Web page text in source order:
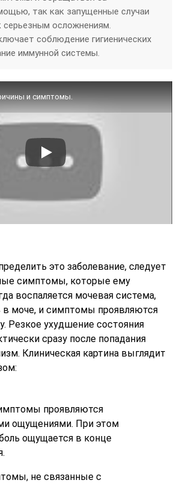
так как запущенные случаи
серьезным осложнениям.
соблюдение гигиенических
иммунной системы.
и симптомы.
это заболевание, следует
симптомы, которые ему
воспаляется мочевая система,
в моче, и симптомы проявляются
Резкое ухудшение состояния
сразу после попадания
Клиническая картина выглядит
проявляются
ощущениями. При этом
ощущается в конце
не связанные с